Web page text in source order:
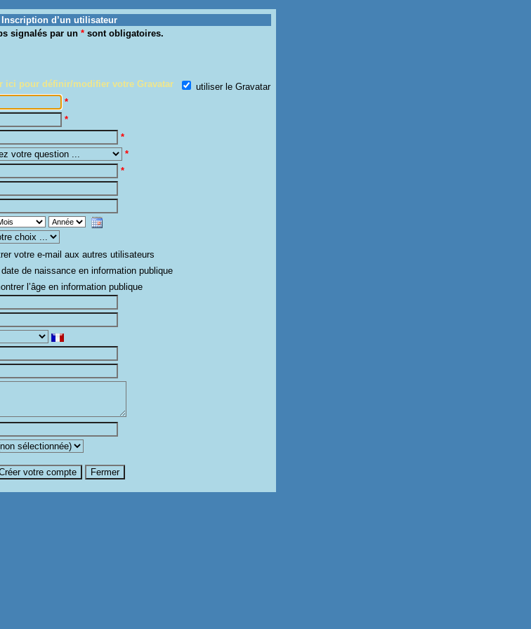
Inscription d’un utilisateur
signalés par un *sont obligatoires.
utiliser le Gravatar
*
*
*
*
*
votre e-mail aux autres utilisateurs
de naissance en information publique
l’âge en information publique